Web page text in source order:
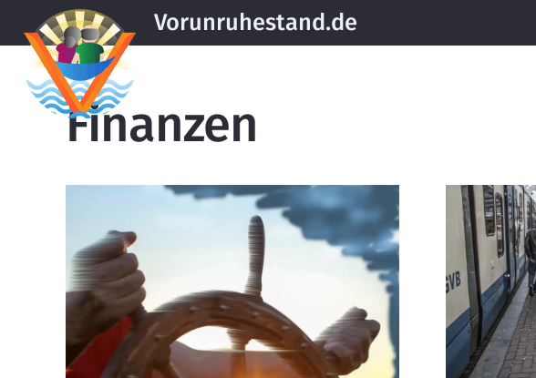
Vorunruhestand.de
Finanzen